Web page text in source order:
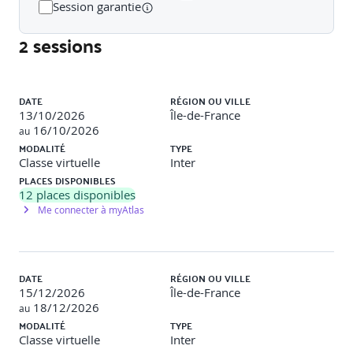
relationnel
Conception d’une solution de stockage relationnel
Après avoir terminé ce module, vous serez capable de :
Concevoir une solution de stockage relationnel.
Concevoir une solution d’intégration de données.
MODULE 3 : CONCEPTION DE SOLUTIONS
D’ARCHITECTURE D’APPLICATIONS, D’ACCÈS ET
DE MONITORING
Dans ce module, vous allez découvrir des solutions
Session garantie
2 sessions
DATE
13/10/2026
au 16/10/2026
RÉGION OU VILLE
Île-de-France
MODALITÉ
Classe virtuelle
TYPE
Inter
PLACES DISPONIBLES
12 places disponibles
Me connecter à myAtlas
DATE
15/12/2026
au 18/12/2026
RÉGION OU VILLE
Île-de-France
MODALITÉ
Classe virtuelle
TYPE
Inter